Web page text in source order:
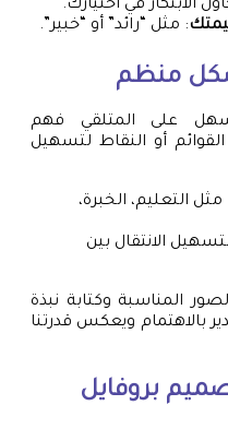
الابتكار في اختيارك.
: مثل “رائد” أو “خبير”.
منظم
على المتلقي فهم
أو النقاط لتسهيل
التعليم، الخبرة،
الانتقال بين
المناسبة وكتابة نبذة
بالاهتمام ويعكس قدرتنا
بروفايل